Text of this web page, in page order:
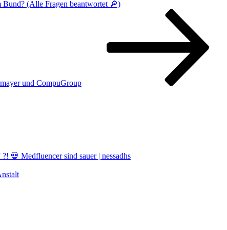
Bund? (Alle Fragen beantwortet 🔎)
und CompuGroup
💀 Medfluencer sind sauer | nessadhs